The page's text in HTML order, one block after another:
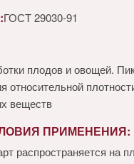
ГОСТ 29030-91
плодов и овощей.
относительной
веществ
ПРИМЕНЕНИЯ:
распространяется на